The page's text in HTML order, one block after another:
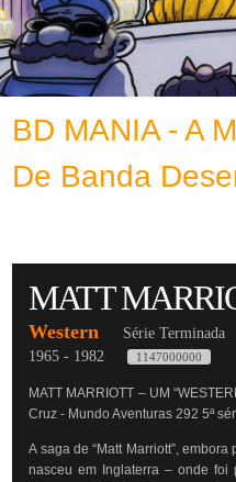
BD MANIA - A
De Banda
MATT
Western Série Terminada
1965 - 1982
1147000000
MATT MARRIOTT – UM
Cruz - Mundo Aventuras 292 5ª
A saga de “Matt Marriott”,
nasceu em Inglaterra – onde foi